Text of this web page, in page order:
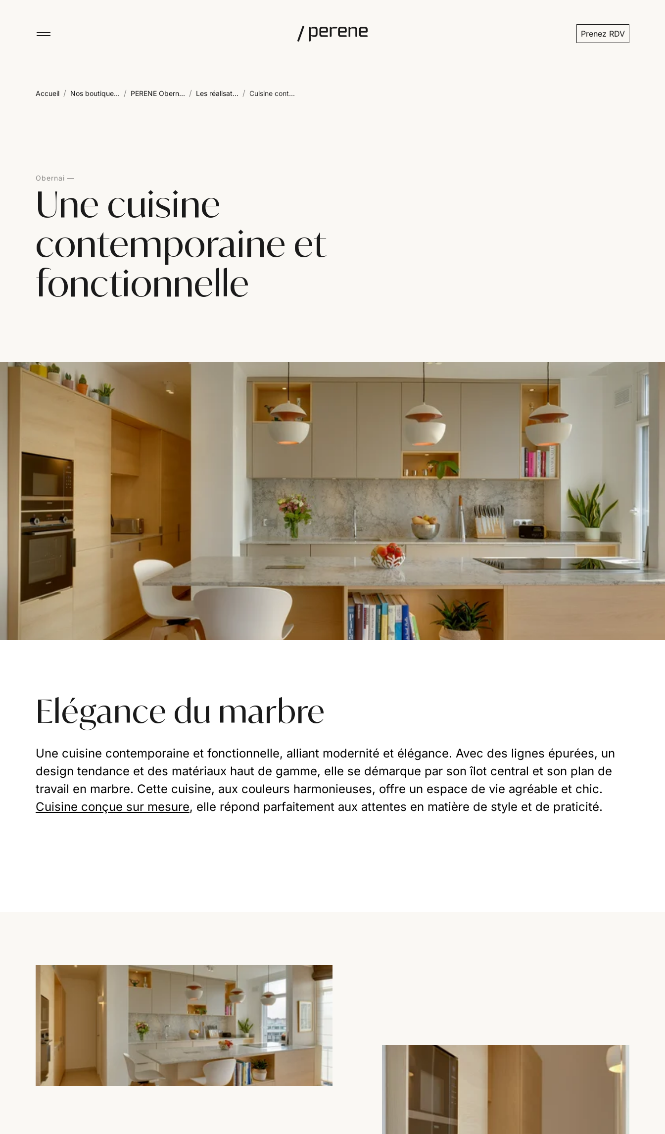
Prenez RDV
Accueil / Nos boutique... / PERENE Obern... / Les réalisat... / Cuisine cont...
Obernai
Une cuisine
contemporaine et
fonctionnelle
Elégance du marbre
Une cuisine contemporaine et fonctionnelle, alliant modernité et élégance. Avec des lignes épurées, un
design tendance et des matériaux haut de gamme, elle se démarque par son îlot central et son plan de
travail en marbre. Cette cuisine, aux couleurs harmonieuses, offre un espace de vie agréable et chic.
Cuisine conçue sur mesure, elle répond parfaitement aux attentes en matière de style et de praticité.